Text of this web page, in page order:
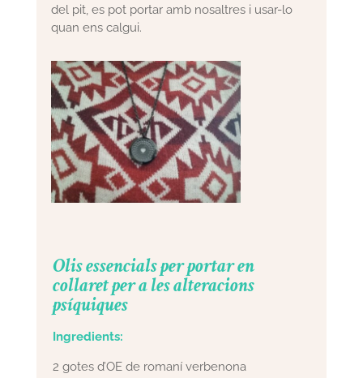
del pit, es pot portar amb nosaltres i usar-lo
quan ens calgui.
Olis essencials per portar en
collaret per a les alteracions
psíquiques
Ingredients:
2 gotes d’OE de romaní verbenona